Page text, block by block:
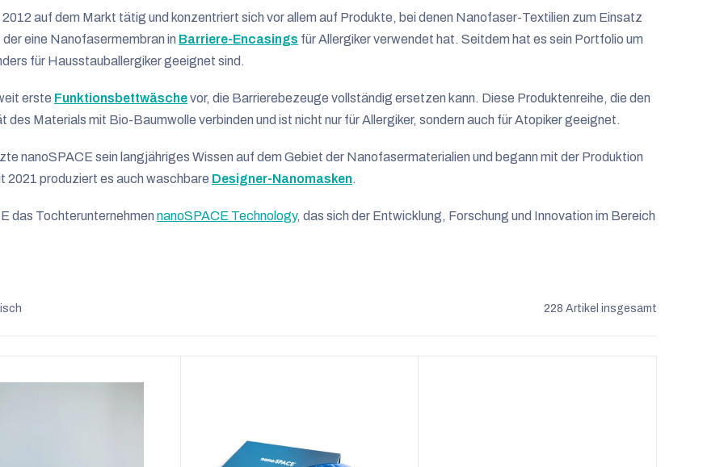
auf dem Markt tätig und konzentriert sich vor allem auf Produkte, bei denen Nanofaser-Textilien zum Einsatz
eine Nanofasermembran in Barriere-Encasings für Allergiker verwendet hat. Seitdem hat es sein Portfolio um
für Hausstauballergiker geeignet sind.
erste Funktionsbettwäschevor, die Barrierebezeuge vollständig ersetzen kann. Diese Produktenreihe, die den
des Materials mit Bio-Baumwolle verbinden und ist nicht nur für Allergiker, sondern auch für Atopiker geeignet.
nanoSPACE sein langjähriges Wissen auf dem Gebiet der Nanofasermaterialien und begann mit der Produktion
2021 produziert es auch waschbare Designer-Nanomasken.
das Tochterunternehmen nanoSPACE Technology, das sich der Entwicklung, Forschung und Innovation im Bereich
228 Artikel insgesamt